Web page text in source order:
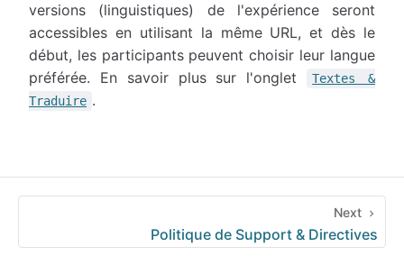
versions (linguistiques) de l'expérience seront
accessibles en utilisant la même URL, et dès le
début, les participants peuvent choisir leur langue
préférée. En savoir plus sur l'onglet
Textes &
Traduire .
Next
Politique de Support & Directives